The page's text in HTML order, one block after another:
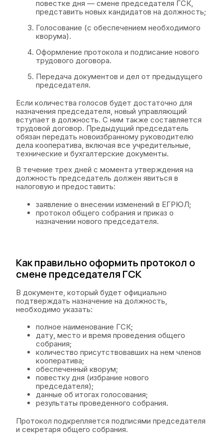
повестке дня — смене председателя ГСК,
представить новых кандидатов на должность;
Голосование (с обеспечением необходимого
кворума).
Оформление протокола и подписание нового
трудового договора.
Передача документов и дел от предыдущего
председателя.
Если количества голосов будет достаточно для
назначения председателя, новый управляющий
вступает в должность. С ним также составляется
трудовой договор. Предыдущий председатель
обязан передать новоизбранному руководителю
дела кооператива, включая все учредительные,
технические и бухгалтерские документы.
В течение трех дней с момента утверждения на
должность председатель должен явиться в
налоговую и предоставить:
заявление о внесении изменений в ЕГРЮЛ;
протокол общего собрания и приказ о
назначении нового председателя.
Как правильно оформить протокол о
смене председателя ГСК
В документе, который будет официально
подтверждать назначение на должность,
необходимо указать:
полное наименование ГСК;
дату, место и время проведения общего
собрания;
количество присутствовавших на нем членов
кооператива;
обеспеченный кворум;
повестку дня (избрание нового
председателя);
данные об итогах голосования;
результаты проведенного собрания.
Протокол подкрепляется подписями председателя
и секретаря общего собрания.